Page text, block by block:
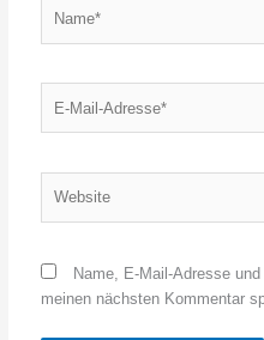
Mail-
Name, E-Mail-Adresse
meinen nächsten Kommentar